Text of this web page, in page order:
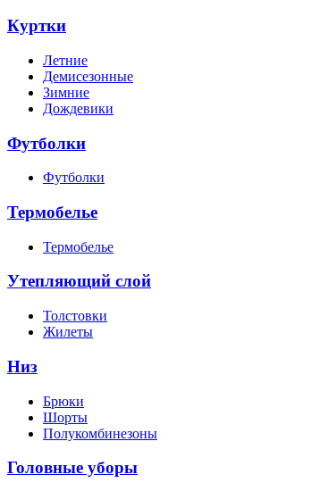
Куртки
Летние
Демисезонные
Зимние
Дождевики
Футболки
Футболки
Термобелье
Термобелье
Утепляющий слой
Толстовки
Жилеты
Низ
Брюки
Шорты
Полукомбинезоны
Головные уборы